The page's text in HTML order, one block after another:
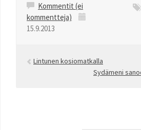
Kommentit (ei
kommentteja)
15.9.2013
Lintunen kosiomatkalla
Sydämeni